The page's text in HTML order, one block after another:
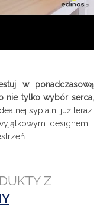
w ponadczasową
nie tylko wybór serca,
sypialni już teraz.
designem i
Z